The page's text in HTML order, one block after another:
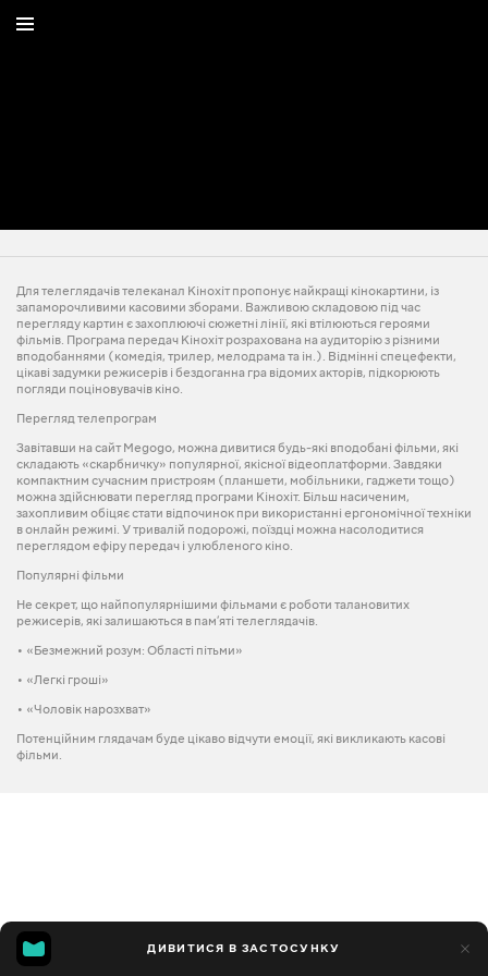
ДИВИТИСЯ В ЗАСТОСУНКУ
Для телеглядачів телеканал Кінохіт пропонує найкращі кінокартини, із
запаморочливими касовими зборами. Важливою складовою під час
перегляду картин є захоплюючі сюжетні лінії, які втілюються героями
фільмів. Програма передач Кінохіт розрахована на аудиторію з різними
вподобаннями (комедія, трилер, мелодрама та ін.). Відмінні спецефекти,
цікаві задумки режисерів і бездоганна гра відомих акторів, підкорюють
погляди поціновувачів кіно.
Перегляд телепрограм
Завітавши на сайт Megogo, можна дивитися будь-які вподобані фільми, які
складають «скарбничку» популярної, якісної відеоплатформи. Завдяки
компактним сучасним пристроям (планшети, мобільники, гаджети тощо)
можна здійснювати перегляд програми Кінохіт. Більш насиченим,
захопливим обіцяє стати відпочинок при використанні ергономічної техніки
в онлайн режимі. У тривалій подорожі, поїздці можна насолодитися
переглядом ефіру передач і улюбленого кіно.
Популярні фільми
Не секрет, що найпопулярнішими фільмами є роботи талановитих
режисерів, які залишаються в пам’яті телеглядачів.
• «Безмежний розум: Області пітьми»
• «Легкі гроші»
• «Чоловік нарозхват»
Потенційним глядачам буде цікаво відчути емоції, які викликають касові
фільми.